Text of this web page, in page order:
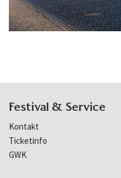
Festival & Service
Kontakt
Ticketinfo
GWK